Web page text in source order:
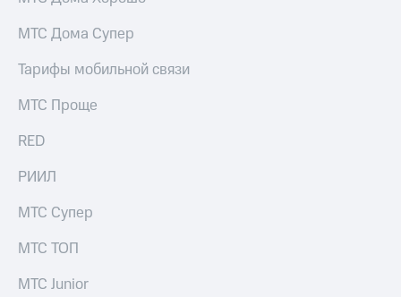
КИОН
Музыка
КИОН
МТС
Все
Финансы
Скидка 30%
на связь
МТС
Деньги
деньги
доход 15%
Акции
МТС Дома Супер
Тарифы мобильной связи
МТС Проще
RED
РИИЛ
МТС Супер
МТС ТОП
МТС Junior